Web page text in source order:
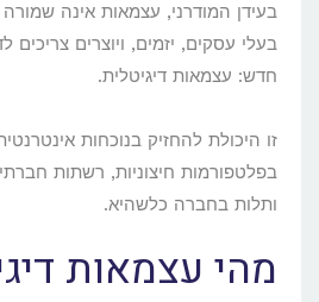
בעידן המודרני, עצמאות אינה
בעלי עסקים, יזמים, ויוצרים צריכים
חדש: עצמאות דיגיטלית.
זו היכולת להחזיק בנוכחות
בפלטפורמות חיצוניות, רשתות
ותלות בחברה כלשהיא.
מהי עצמאות